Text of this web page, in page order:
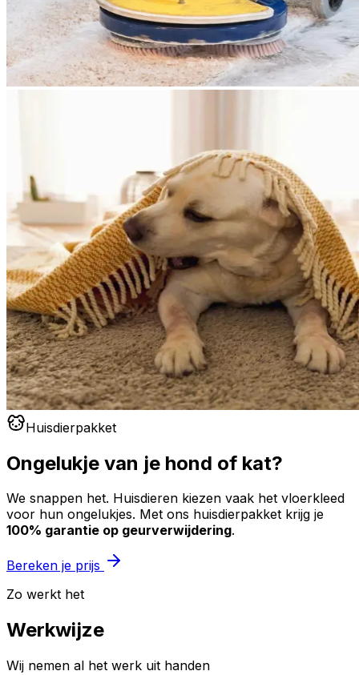
Huisdierpakket
Ongelukje van je hond of kat?
We snappen het. Huisdieren kiezen vaak het vloerkleed
voor hun ongelukjes. Met ons huisdierpakket krijg je
100% garantie op geurverwijdering.
Bereken je prijs
Zo werkt het
Werkwijze
Wij nemen al het werk uit handen